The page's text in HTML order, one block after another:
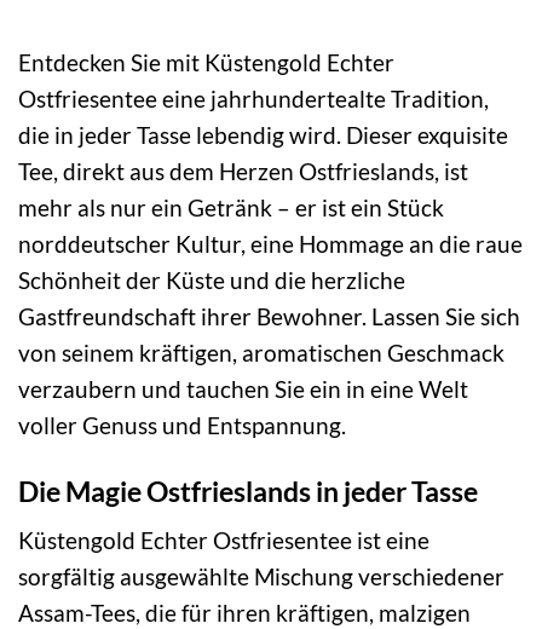
Entdecken Sie mit Küstengold Echter
Ostfriesentee eine jahrhundertealte Tradition,
die in jeder Tasse lebendig wird. Dieser exquisite
Tee, direkt aus dem Herzen Ostfrieslands, ist
mehr als nur ein Getränk – er ist ein Stück
norddeutscher Kultur, eine Hommage an die raue
Schönheit der Küste und die herzliche
Gastfreundschaft ihrer Bewohner. Lassen Sie sich
von seinem kräftigen, aromatischen Geschmack
verzaubern und tauchen Sie ein in eine Welt
voller Genuss und Entspannung.
Die Magie Ostfrieslands in jeder Tasse
Küstengold Echter Ostfriesentee ist eine
sorgfältig ausgewählte Mischung verschiedener
Assam-Tees, die für ihren kräftigen, malzigen